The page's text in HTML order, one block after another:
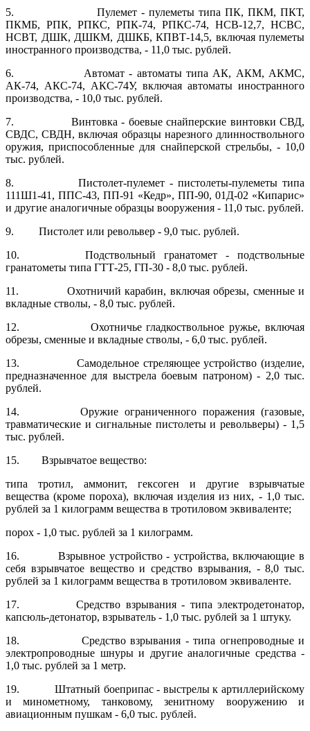
5. Пулемет - пулеметы типа ПК, ПКМ, ПКТ,
ПКМБ, РПК, РПКС, РПК-74, РПКС-74, НСВ-12,7, НСВС,
НСВТ, ДШК, ДШКМ, ДШКБ, КПВТ-14,5, включая пулеметы
иностранного производства, - 11,0 тыс. рублей.
6. Автомат - автоматы типа АК, АКМ, АКМС,
АК-74, АКС-74, АКС-74У, включая автоматы иностранного
производства, - 10,0 тыс. рублей.
7. Винтовка - боевые снайперские винтовки СВД,
СВДС, СВДН, включая образцы нарезного длинноствольного
оружия, приспособленные для снайперской стрельбы, - 10,0
тыс. рублей.
8. Пистолет-пулемет - пистолеты-пулеметы типа
111Ш1-41, ППС-43, ПП-91 «Кедр», ПП-90, 01Д-02 «Кипарис»
и другие аналогичные образцы вооружения - 11,0 тыс. рублей.
9. Пистолет или револьвер - 9,0 тыс. рублей.
10. Подствольный гранатомет - подствольные
гранатометы типа ГТТ-25, ГП-30 - 8,0 тыс. рублей.
11. Охотничий карабин, включая обрезы, сменные и
вкладные ство­лы, - 8,0 тыс. рублей.
12. Охотничье гладкоствольное ружье, включая
обрезы, сменные и вкладные стволы, - 6,0 тыс. рублей.
13. Самодельное стреляющее устройство (изделие,
предназначенное для выстрела боевым патроном) - 2,0 тыс.
рублей.
14. Оружие ограниченного поражения (газовые,
травматические и сиг­нальные пистолеты и револьверы) - 1,5
тыс. рублей.
15. Взрывчатое вещество:
типа тротил, аммонит, гексоген и другие взрывчатые
вещества (кроме пороха), включая изделия из них, - 1,0 тыс.
рублей за 1 килограмм вещества в тротиловом эквиваленте;
порох - 1,0 тыс. рублей за 1 килограмм.
16. Взрывное устройство - устройства, включающие в
себя взрывчатое вещество и средство взрывания, - 8,0 тыс.
рублей за 1 килограмм вещества в тротиловом эквиваленте.
17. Средство взрывания - типа электродетонатор,
капсюль-детонатор, взрыватель - 1,0 тыс. рублей за 1 штуку.
18. Средство взрывания - типа огнепроводные и
электропроводные шнуры и другие аналогичные средства -
1,0 тыс. рублей за 1 метр.
19. Штатный боеприпас - выстрелы к артиллерийскому
и минометно­му, танковому, зенитному вооружению и
авиационным пушкам - 6,0 тыс. рублей.